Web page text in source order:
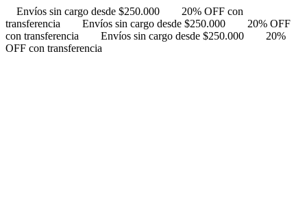
Envíos sin cargo desde $250.000
20% OFF con
transferencia
Envíos sin cargo desde $250.000
20% OFF
con transferencia
Envíos sin cargo desde $250.000
20%
OFF con transferencia